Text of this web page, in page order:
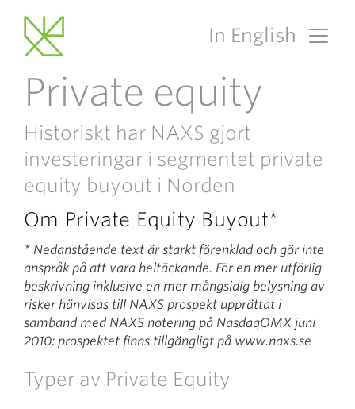
Main Navigation
In English
Private equity
Historiskt har NAXS gjort
investeringar i segmentet private
equity buyout i Norden
Om Private Equity Buyout*
* Nedanstående text är starkt förenklad och gör inte
anspråk på att vara heltäckande. För en mer utförlig
beskrivning inklusive en mer mångsidig belysning av
risker hänvisas till NAXS prospekt upprättat i
samband med NAXS notering på NasdaqOMX juni
2010; prospektet finns tillgängligt på www.naxs.se
Typer av Private Equity